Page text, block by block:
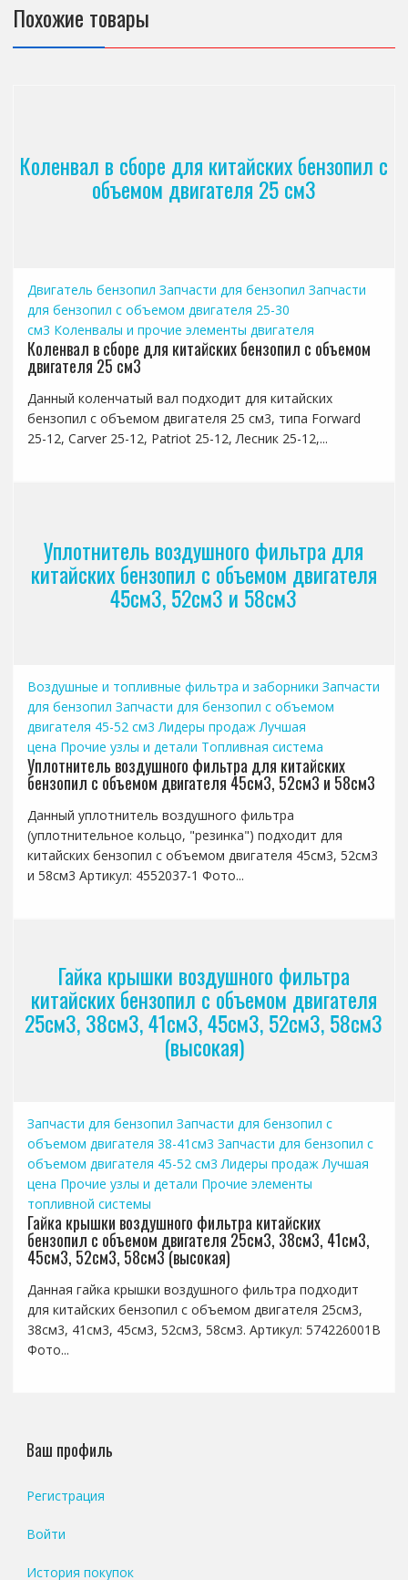
Похожие товары
Коленвал в сборе для китайских бензопил с
объемом двигателя 25 см3
Двигатель бензопил Запчасти для бензопил Запчасти
для бензопил с объемом двигателя 25-30
см3 Коленвалы и прочие элементы двигателя
Коленвал в сборе для китайских бензопил с объемом
двигателя 25 см3
Данный коленчатый вал подходит для китайских
бензопил с объемом двигателя 25 см3, типа Forward
25-12, Carver 25-12, Patriot 25-12, Лесник 25-12,...
Уплотнитель воздушного фильтра для
китайских бензопил с объемом двигателя
45см3, 52см3 и 58см3
Воздушные и топливные фильтра и заборники Запчасти
для бензопил Запчасти для бензопил с объемом
двигателя 45-52 см3 Лидеры продаж Лучшая
цена Прочие узлы и детали Топливная система
Уплотнитель воздушного фильтра для китайских
бензопил с объемом двигателя 45см3, 52см3 и 58см3
Данный уплотнитель воздушного фильтра
(уплотнительное кольцо, "резинка") подходит для
китайских бензопил с объемом двигателя 45см3, 52см3
и 58см3 Артикул: 4552037-1 Фото...
Гайка крышки воздушного фильтра
китайских бензопил с объемом двигателя
25см3, 38см3, 41см3, 45см3, 52см3, 58см3
(высокая)
Запчасти для бензопил Запчасти для бензопил с
объемом двигателя 38-41см3 Запчасти для бензопил с
объемом двигателя 45-52 см3 Лидеры продаж Лучшая
цена Прочие узлы и детали Прочие элементы
топливной системы
Гайка крышки воздушного фильтра китайских
бензопил с объемом двигателя 25см3, 38см3, 41см3,
45см3, 52см3, 58см3 (высокая)
Данная гайка крышки воздушного фильтра подходит
для китайских бензопил с объемом двигателя 25см3,
38см3, 41см3, 45см3, 52см3, 58см3. Артикул: 574226001B
Фото...
Ваш профиль
Регистрация
Войти
История покупок